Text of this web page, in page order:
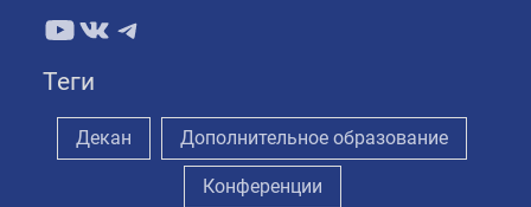
YouTube
ВКонтакте
Telegram
Теги
Декан Дополнительное образование
Конференции